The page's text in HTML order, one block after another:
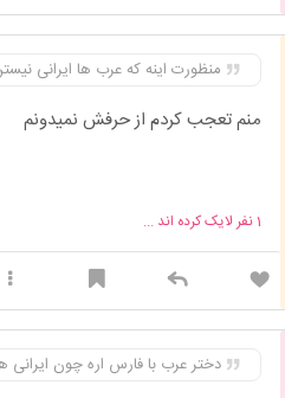
منظورت اینه که عرب ها ایرانی
منم تعجب کردم از حرفش نمیدونم
1نفر لایک کرده اند ...
دختر عرب با فارس اره چون